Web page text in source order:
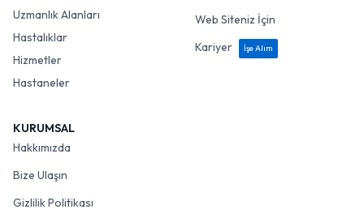
Uzmanlık Alanları
Hastalıklar
Hizmetler
Hastaneler
Web Siteniz İçin
Kariyer
İşe Alım
KURUMSAL
Hakkımızda
Bize Ulaşın
Gizlilik Politikası